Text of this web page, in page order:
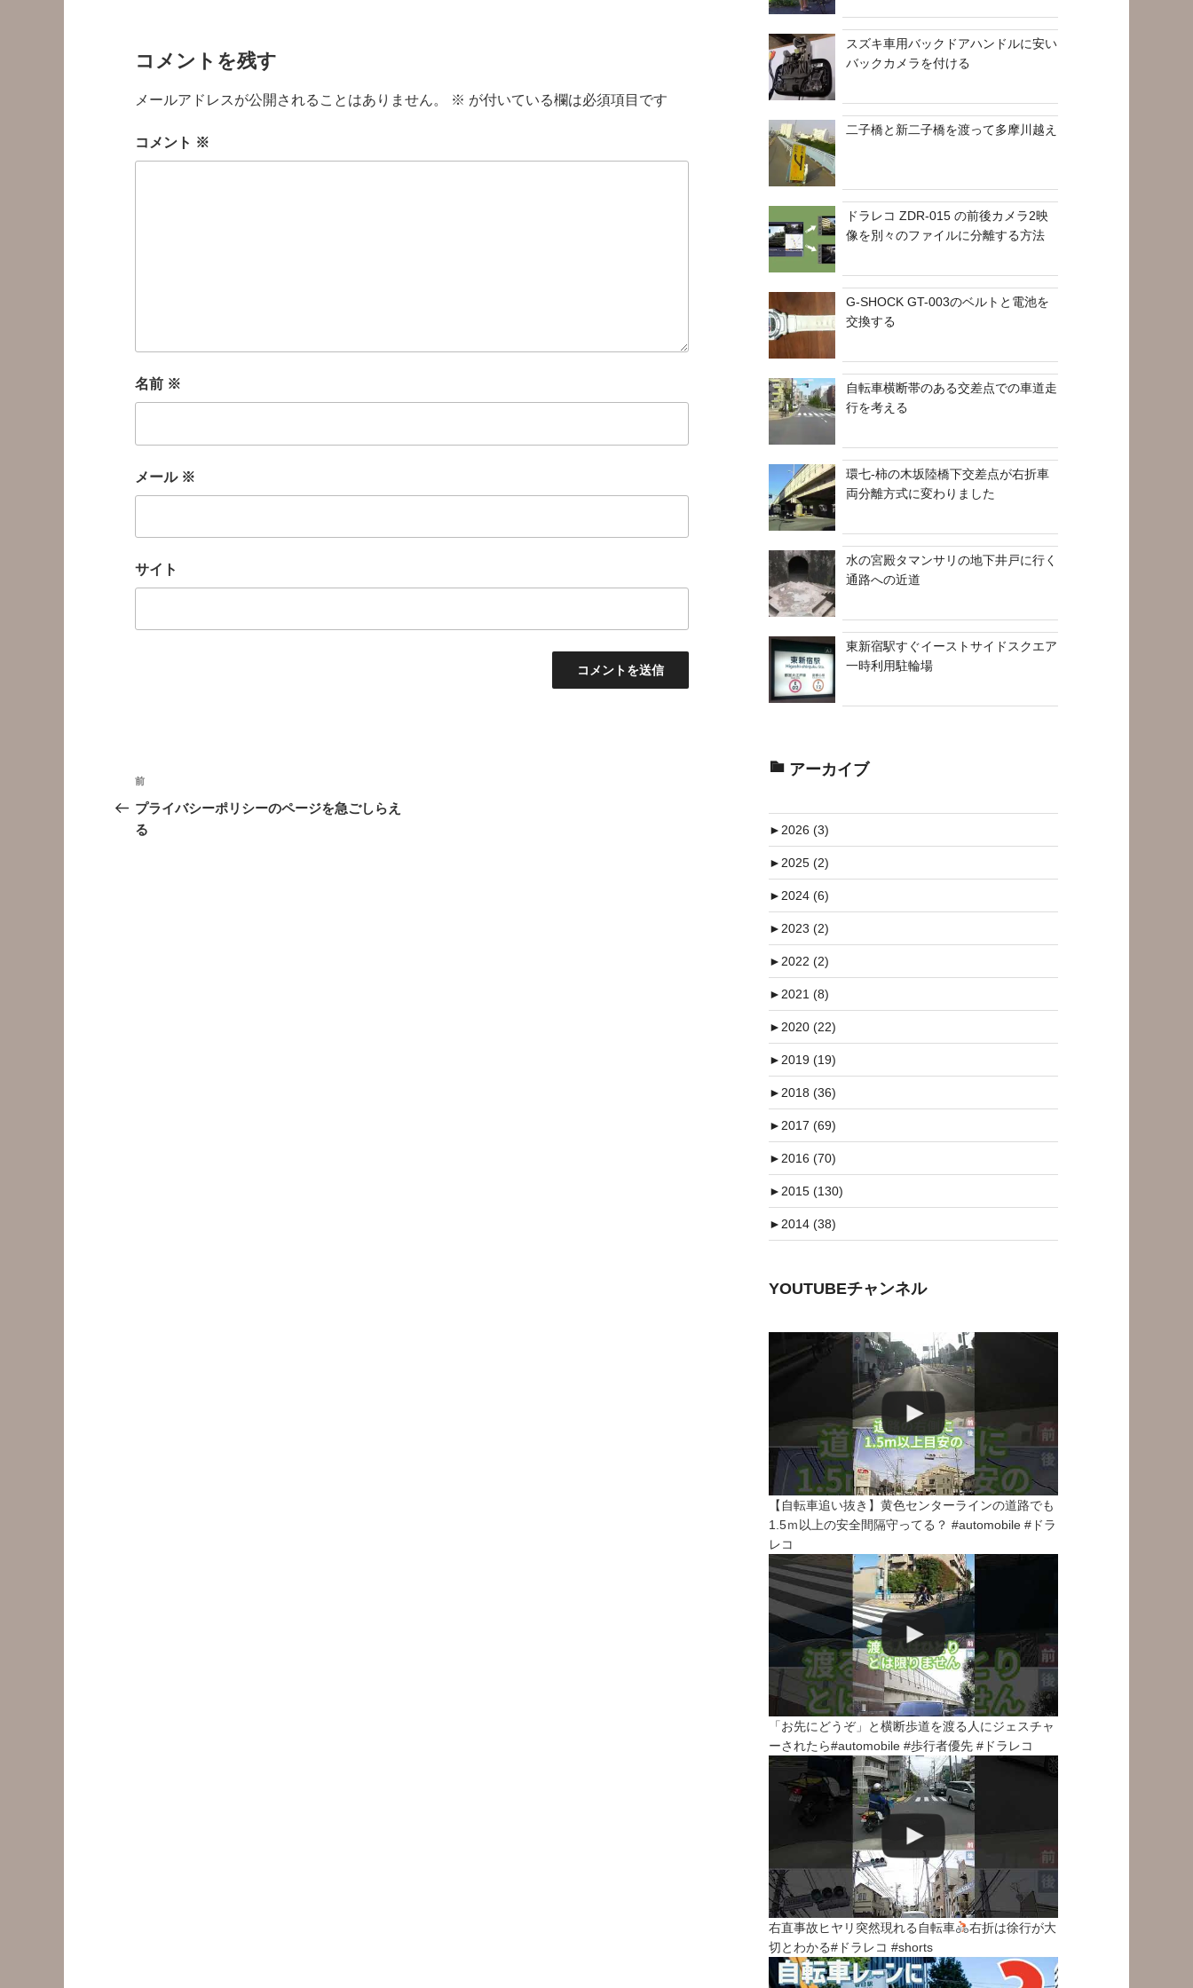
コメントを残す
メールアドレスが公開されることはありません。 ※ が付いている欄は必須項目です
コメント ※
名前 ※
メール ※
サイト
投
稿
ナ
前
の
投
前
プライバシーポリシーのページを急ごしらえ
る
スズキ車用バックドアハンドルに安い
バックカメラを付ける
二子橋と新二子橋を渡って多摩川越え
ドラレコ ZDR-015 の前後カメラ2映
像を別々のファイルに分離する方法
G-SHOCK GT-003のベルトと電池を
交換する
自転車横断帯のある交差点での車道走
行を考える
環七-柿の木坂陸橋下交差点が右折車
両分離方式に変わりました
水の宮殿タマンサリの地下井戸に行く
通路への近道
東新宿駅すぐイーストサイドスクエア
一時利用駐輪場
アーカイブ
►2026 (3)
►2025 (2)
►2024 (6)
►2023 (2)
►2022 (2)
►2021 (8)
►2020 (22)
►2019 (19)
►2018 (36)
►2017 (69)
►2016 (70)
►2015 (130)
►2014 (38)
YOUTUBEチャンネル
【自転車追い抜き】黄色センターラインの道路でも
1.5ｍ以上の安全間隔守ってる？ #automobile #ドラ
レコ
「お先にどうぞ」と横断歩道を渡る人にジェスチャ
ーされたら#automobile #歩行者優先 #ドラレコ
右直事故ヒヤリ突然現れる自転車
右折は徐行が大
切とわかる#ドラレコ #shorts